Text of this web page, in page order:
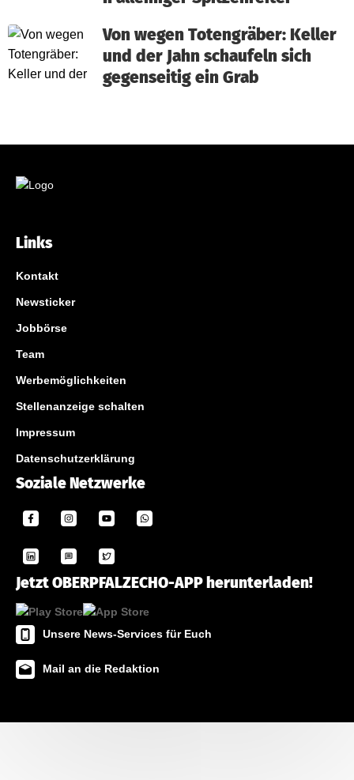
Von wegen Totengräber: Keller
und der Jahn schaufeln sich
gegenseitig ein Grab
Links
Kontakt
Newsticker
Jobbörse
Team
Werbemöglichkeiten
Stellenanzeige schalten
Impressum
Datenschutzerklärung
Soziale Netzwerke
Jetzt OBERPFALZECHO-APP herunterladen!
Unsere News-Services für Euch
Mail an die Redaktion